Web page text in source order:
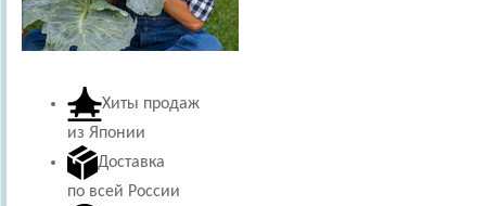
Хиты продаж
из Японии
Доставка
по всей России